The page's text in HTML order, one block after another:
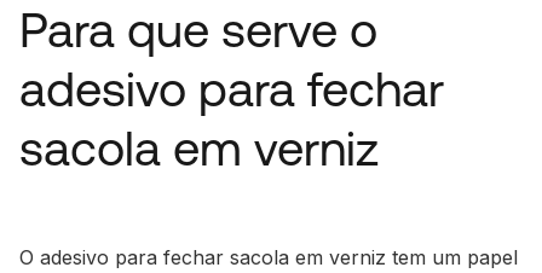
Para que serve o
adesivo para fechar
sacola em verniz
O adesivo para fechar sacola em verniz tem um papel